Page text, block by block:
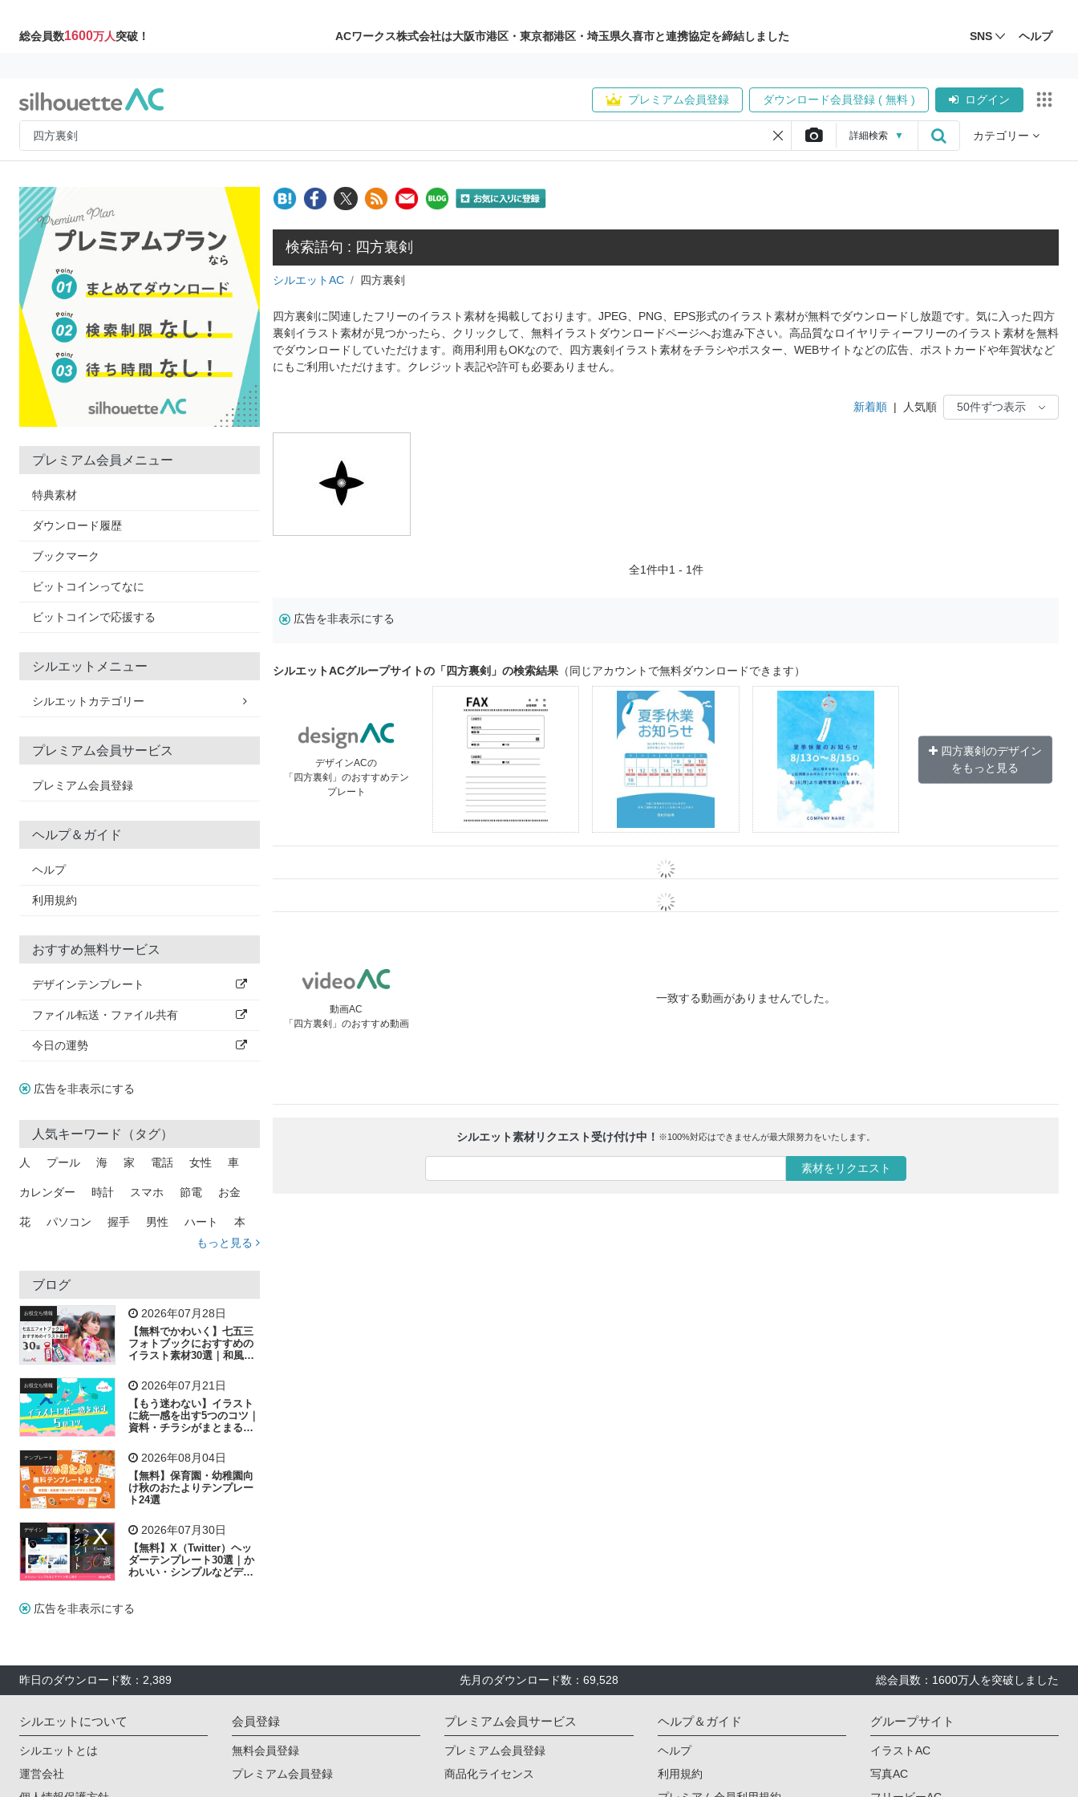
総会員数1600万人突破！ ACワークス株式会社は大阪市港区・東京都港区・埼玉県久喜市と連携協定を締結しました SNS ヘルプ
プレミアム会員登録 ダウンロード会員登録 ( 無料 ) ログイン
詳細検索 ▼ カテゴリー
プレミアム会員メニュー
特典素材
ダウンロード履歴
ブックマーク
ビットコインってなに
ビットコインで応援する
シルエットメニュー
シルエットカテゴリー
プレミアム会員サービス
プレミアム会員登録
ヘルプ＆ガイド
ヘルプ
利用規約
おすすめ無料サービス
デザインテンプレート
ファイル転送・ファイル共有
今日の運勢
広告を非表示にする
人気キーワード（タグ）
人 プール 海 家 電話 女性 車
カレンダー 時計 スマホ 節電 お金
花 パソコン 握手 男性 ハート 本
トラック 木
吹き出し
飛行機 グラフ ビル 魚 家族 書類
歩く 工場 会社 太陽 キラキラ
子供 作業員 相談 ピクトグラム
もっと見る
ブログ
お役立ち情報 2026年07月28日
【無料でかわいく】七五三
フォトブックにおすすめの
イラスト素材30選｜和風の
お役立ち情報 2026年07月21日
【もう迷わない】イラスト
に統一感を出す5つのコツ｜
資料・チラシがまとまるフ
テンプレート 2026年08月04日
【無料】保育園・幼稚園向
け秋のおたよりテンプレー
ト24選
デザイン 2026年07月30日
【無料】X（Twitter）ヘッ
ダーテンプレート30選｜か
わいい・シンプルなどデザ
広告を非表示にする
検索語句 : 四方裏剣
シルエットAC 四方裏剣
四方裏剣に関連したフリーのイラスト素材を掲載しております。JPEG、PNG、EPS形式のイラスト素材が無料でダウンロードし放題です。気に入った四方
裏剣イラスト素材が見つかったら、クリックして、無料イラストダウンロードページへお進み下さい。高品質なロイヤリティーフリーのイラスト素材を無料
でダウンロードしていただけます。商用利用もOKなので、四方裏剣イラスト素材をチラシやポスター、WEBサイトなどの広告、ポストカードや年賀状など
にもご利用いただけます。クレジット表記や許可も必要ありません。
新着順 | 人気順
全1件中1 - 1件
広告を非表示にする
シルエットACグループサイトの「四方裏剣」の検索結果 （同じアカウントで無料ダウンロードできます）
デザインACの
「四方裏剣」のおすすめテン
プレート
四方裏剣のデザイン
をもっと見る
動画AC
「四方裏剣」のおすすめ動画
一致する動画がありませんでした。
シルエット素材リクエスト受け付け中！ ※100%対応はできませんが最大限努力をいたします。
素材をリクエスト
昨日のダウンロード数：2,389 先月のダウンロード数：69,528 総会員数：1600万人を突破しました
シルエットについて
シルエットとは
運営会社
会員登録
無料会員登録
プレミアム会員登録
プレミアム会員サービス
プレミアム会員登録
商品化ライセンス
ヘルプ＆ガイド
ヘルプ
利用規約
グループサイト
イラストAC
写真AC